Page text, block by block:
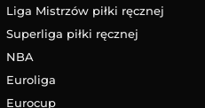
Liga Mistrzów piłki ręcznej
Superliga piłki ręcznej
NBA
Euroliga
Eurocup